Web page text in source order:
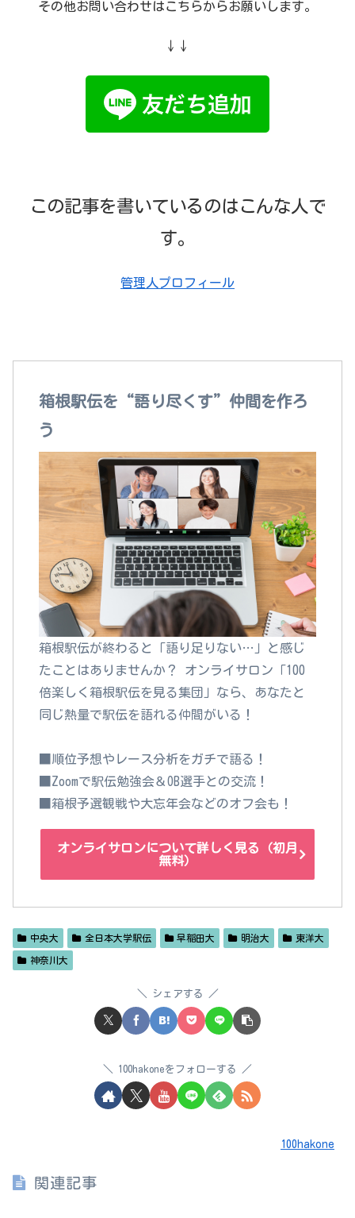
その他お問い合わせはこちらからお願いします。
↓↓
この記事を書いているのはこんな人で
す。
管理人プロフィール
箱根駅伝を“語り尽くす”仲間を作ろ
う
箱根駅伝が終わると「語り足りない…」と感じ
たことはありませんか？ オンライサロン「100
倍楽しく箱根駅伝を見る集団」なら、あなたと
同じ熱量で駅伝を語れる仲間がいる！
■順位予想やレース分析をガチで語る！
■Zoomで駅伝勉強会＆OB選手との交流！
■箱根予選観戦や大忘年会などのオフ会も！
オンライサロンについて詳しく見る（初月
無料）
中央大 全日本大学駅伝 早稲田大 明治大 東洋大
神奈川大
シェアする
100hakoneをフォローする
100hakone
関連記事